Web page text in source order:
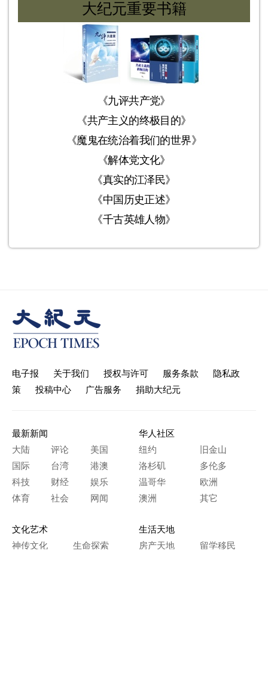
大纪元重要书籍
《九评共产党》
《共产主义的终极目的》
《魔鬼在统治着我们的世界》
《解体党文化》
《真实的江泽民》
《中国历史正述》
《千古英雄人物》
电子报 关于我们 授权与许可 服务条款
隐私政
策
投稿中心 广告服务 捐助大纪元
最新新闻
大陆
评论
美国
国际
台湾
港澳
科技
财经
娱乐
体育
社会 网闻
华人社区
纽约
旧金山
洛杉矶
多伦多
温哥华
欧洲
澳洲
其它
文化艺术
神传文化
生命探索
生活天地
房产天地
留学移民